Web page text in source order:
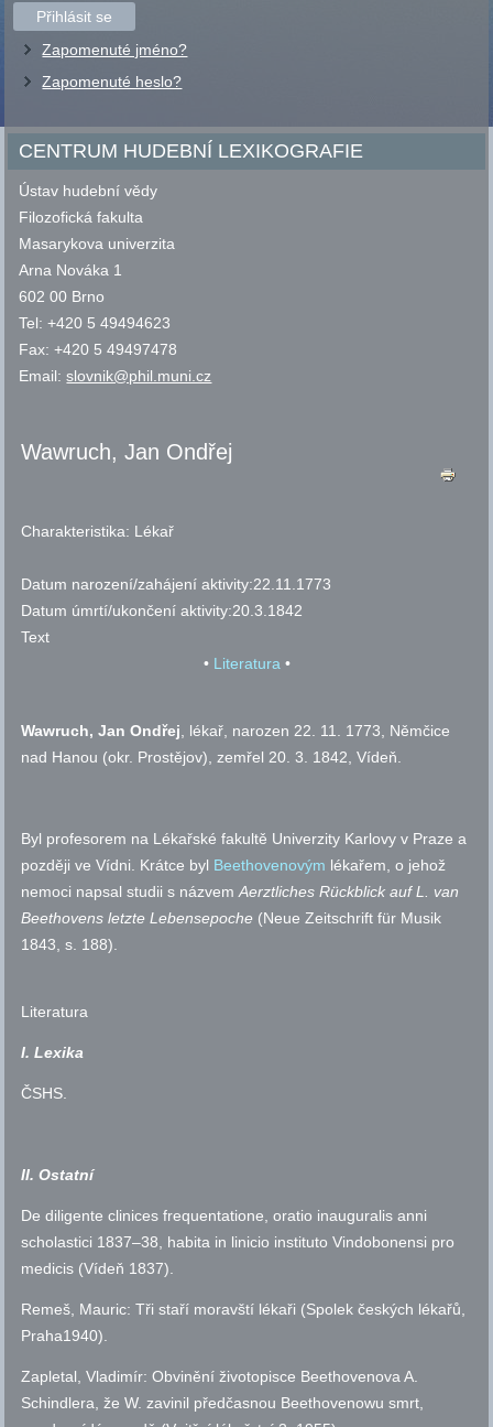
Přihlásit se
Zapomenuté jméno?
Zapomenuté heslo?
CENTRUM HUDEBNÍ LEXIKOGRAFIE
Ústav hudební vědy
Filozofická fakulta
Masarykova univerzita
Arna Nováka 1
602 00 Brno
Tel: +420 5 49494623
Fax: +420 5 49497478
Email:slovnik@phil.muni.cz
Wawruch, Jan Ondřej
Charakteristika: Lékař
Datum narození/zahájení aktivity:22.11.1773
Datum úmrtí/ukončení aktivity:20.3.1842
Text
• Literatura•
Wawruch, Jan Ondřej, lékař, narozen 22. 11. 1773, Němčice
nad Hanou (okr. Prostějov), zemřel 20. 3. 1842, Vídeň.
Byl profesorem na Lékařské fakultě Univerzity Karlovy v Praze a
později ve Vídni. Krátce byl Beethovenovým lékařem, o jehož
nemoci napsal studii s názvemAerztliches Rückblick auf L. van
Beethovens letzte Lebensepoche (Neue Zeitschrift für Musik
1843, s. 188).
Literatura
I. Lexika
ČSHS.
II. Ostatní
De diligente clinices frequentatione, oratio inauguralis anni
scholastici 1837–38, habita in linicio instituto Vindobonensi pro
medicis (Vídeň 1837).
Remeš, Mauric: Tři staří moravští lékaři (Spolek českých lékařů,
Praha1940).
Zapletal, Vladimír: Obvinění životopisce Beethovenova A.
Schindlera, že W. zavinil předčasnou Beethovenowu smrt,